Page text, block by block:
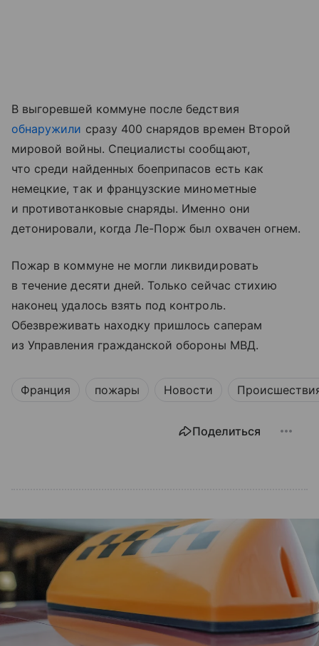
В выгоревшей коммуне после бедствия
обнаружили сразу 400 снарядов времен Второй
мировой войны. Специалисты сообщают,
что среди найденных боеприпасов есть как
немецкие, так и французские минометные
и противотанковые снаряды. Именно они
детонировали, когда Ле-Порж был охвачен огнем.
Пожар в коммуне не могли ликвидировать
в течение десяти дней. Только сейчас стихию
наконец удалось взять под контроль.
Обезвреживать находку пришлось саперам
из Управления гражданской обороны МВД.
Франция пожары Новости
Поделиться